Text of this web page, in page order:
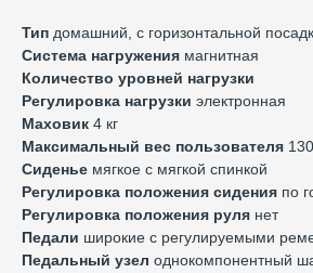
Тип домашний, с горизонтальной
Система нагружения магнитная
Количество уровней нагрузки
Регулировка нагрузки электронная
Маховик 4 кг
Максимальный вес пользователя
Сиденье мягкое с мягкой спинкой
Регулировка положения сидения по
Регулировка положения руля нет
Педали широкие с регулируемыми
Педальный узел однокомпонентный